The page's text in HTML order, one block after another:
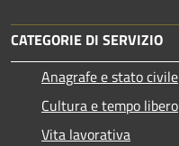
CATEGORIE DI SERVIZIO
Anagrafe e stato civile
Cultura e tempo libero
Vita lavorativa